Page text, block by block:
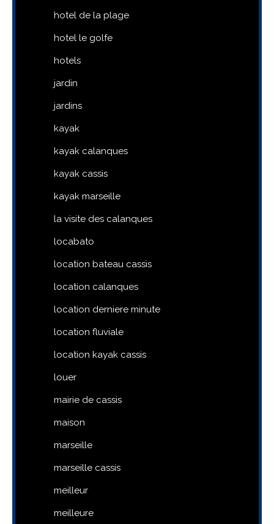
hotel de la plage
hotel le golfe
hotels
jardin
jardins
kayak
kayak calanques
kayak cassis
kayak marseille
la visite des calanques
locabato
location bateau cassis
location calanques
location derniere minute
location fluviale
location kayak cassis
louer
mairie de cassis
maison
marseille
marseille cassis
meilleur
meilleure